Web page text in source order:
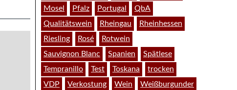
Mosel
Pfalz Portugal
QbA
Qualitätswein
Rheingau
Rheinhessen
Riesling
Rosé
Rotwein
Sauvignon Blanc
Spanien
Spätlese
Tempranillo
Test Toskana
trocken
VDP
Verkostung Wein
Weißburgunder